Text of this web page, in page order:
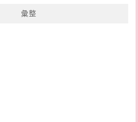
彙整